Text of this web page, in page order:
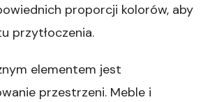
proporcji kolorów, aby
przytłoczenia.
elementem jest
przestrzeni. Meble i